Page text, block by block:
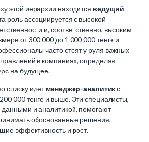
этой иерархии находится ведущий
роль ассоциируется с высокой
и, соответственно, высоким
от 300 000 до 1 000 000 тенге и
часто стоят у руля важных
в компаниях, определяя
на будущее.
списку идетменеджер-аналитикс
000 тенге и выше. Эти специалисты,
и аналитикой, помогают
обоснованные решения,
эффективность и рост.